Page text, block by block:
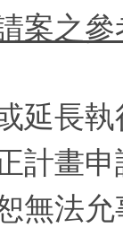
案之
延長
計畫
無法